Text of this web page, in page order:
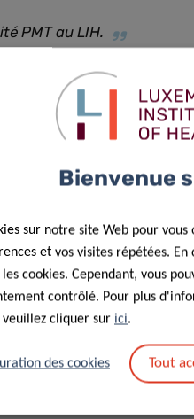
PMT au LIH.
PMT, pilote la mise en
plus précis afin
Ce travail est essentiel pour
les instituts de recherche
médicales. En combinant
ce partenariat vise à
Bienvenue
sur notre site Web pour
et vos visites répétées.
cookies. Cependant, vous
contrôlé. Pour plus
veuillez cliquer sur ici.
des cookies Tout